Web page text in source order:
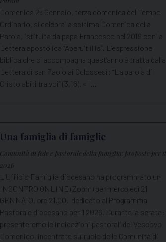
Domenica 25 Gennaio, terza domenica del Tempo
Ordinario, si celebra la settima Domenica della
Parola, istituita da papa Francesco nel 2019 con la
Lettera apostolica “Aperuit illis”. L’espressione
biblica che ci accompagna quest’anno è tratta dalla
Lettera di san Paolo ai Colossesi: “La parola di
Cristo abiti tra voi” (3,16). «Il…
Una famiglia di famiglie
Comunità di fede e pastorale della famiglia: proposte per il
2026
L’Ufficio Famiglia diocesano ha programmato un
INCONTRO ONLINE (Zoom) per mercoledì 21
GENNAIO, ore 21.00, dedicato al Programma
Pastorale diocesano per il 2026. Durante la serata: -
presenteremo le indicazioni pastorali del Vescovo
Domenico, incentrate sul ruolo delle Comunità di